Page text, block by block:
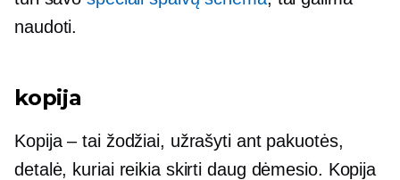
naudoti.
kopija
Kopija – tai žodžiai, užrašyti ant pakuotės,
detalė, kuriai reikia skirti daug dėmesio. Kopija